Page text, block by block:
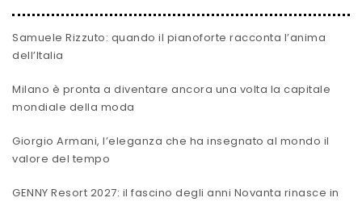
Samuele Rizzuto: quando il pianoforte racconta l’anima
dell’Italia
Milano è pronta a diventare ancora una volta la capitale
mondiale della moda
Giorgio Armani, l’eleganza che ha insegnato al mondo il
valore del tempo
GENNY Resort 2027: il fascino degli anni Novanta rinasce in